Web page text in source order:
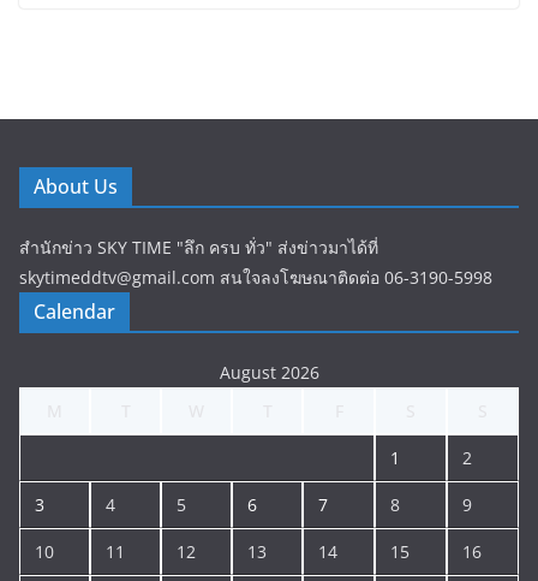
About Us
สำนักข่าว SKY TIME "ลึก ครบ ทั่ว" ส่งข่าวมาได้ที่
skytimeddtv@gmail.com สนใจลงโฆษณาติดต่อ 06-3190-5998
Calendar
August 2026
1 2
3 4 5 6 7 8 9
10 11 12 13 14 15 16